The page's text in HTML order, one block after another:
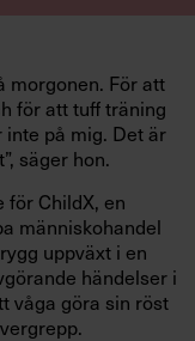
morgonen. För att
för att tuff träning
på mig. Det är
säger hon.
för ChildX, en
människohandel
uppväxt i en
händelser i
våga göra sin röst